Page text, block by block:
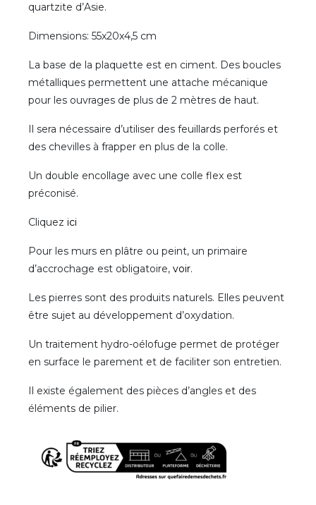
quartzite d’Asie.
Dimensions: 55x20x4,5 cm
La base de la plaquette est en ciment. Des boucles
métalliques permettent une attache mécanique
pour les ouvrages de plus de 2 mètres de haut.
Il sera nécessaire d’utiliser des feuillards perforés et
des chevilles à frapper en plus de la colle.
Un double encollage avec une colle flex est
préconisé.
Cliquez ici
Pour les murs en plâtre ou peint, un primaire
d’accrochage est obligatoire, voir.
Les pierres sont des produits naturels. Elles peuvent
être sujet au développement d’oxydation.
Un traitement hydro-oélofuge permet de protéger
en surface le parement et de faciliter son entretien.
Il existe également des pièces d’angles et des
éléments de pilier.